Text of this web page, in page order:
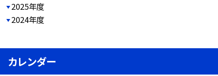
2025年度
2024年度
カレンダー